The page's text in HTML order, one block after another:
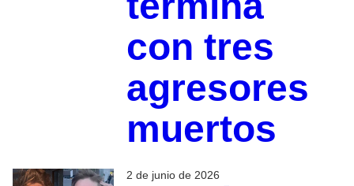
con tres
agresores
muertos
2 de junio de 2026